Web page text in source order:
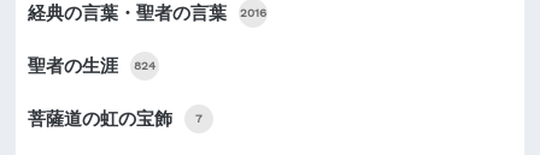
経典の言葉・聖者の言葉 2016
聖者の生涯 824
菩薩道の虹の宝飾 7